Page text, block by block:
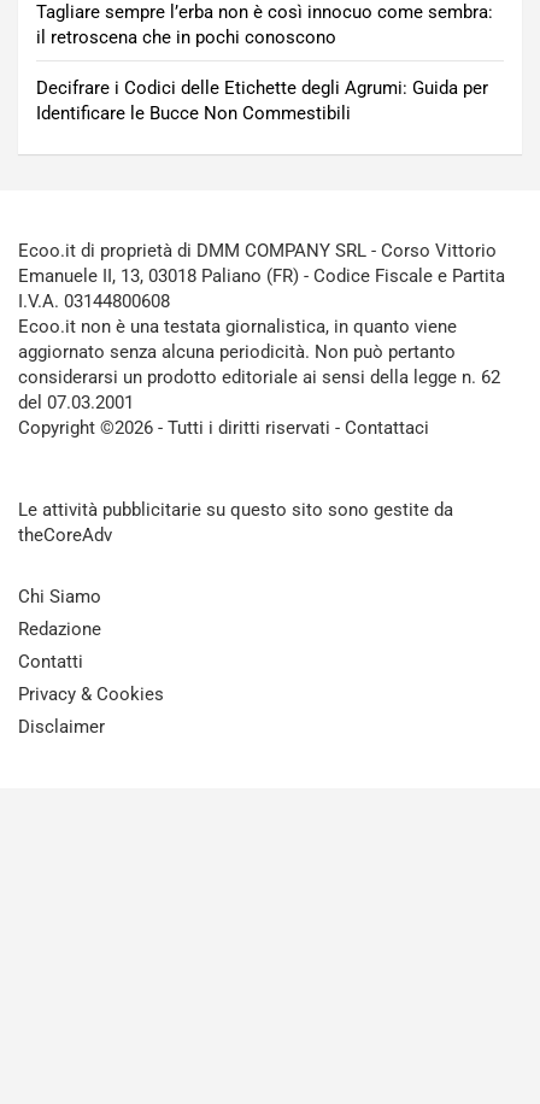
Tagliare sempre l’erba non è così innocuo come sembra:
il retroscena che in pochi conoscono
Decifrare i Codici delle Etichette degli Agrumi: Guida per
Identificare le Bucce Non Commestibili
Ecoo.it di proprietà di DMM COMPANY SRL - Corso Vittorio
Emanuele II, 13, 03018 Paliano (FR) - Codice Fiscale e Partita
I.V.A. 03144800608
Ecoo.it non è una testata giornalistica, in quanto viene
aggiornato senza alcuna periodicità. Non può pertanto
considerarsi un prodotto editoriale ai sensi della legge n. 62
del 07.03.2001
Copyright ©2026 - Tutti i diritti riservati - Contattaci
Le attività pubblicitarie su questo sito sono gestite da
theCoreAdv
Chi Siamo
Redazione
Contatti
Privacy & Cookies
Disclaimer